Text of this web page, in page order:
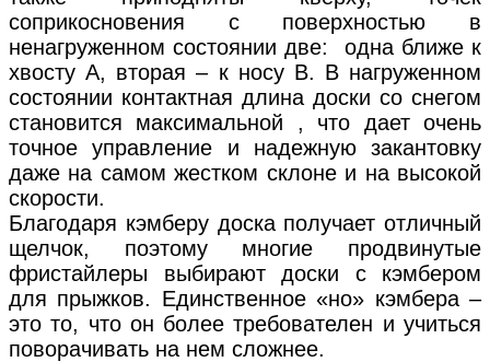
соприкосновения с поверхностью в
ненагруженном состоянии две: одна ближе к
хвосту А, вторая – к носу В. В нагруженном
состоянии контактная длина доски со снегом
становится максимальной , что дает очень
точное управление и надежную закантовку
даже на самом жестком склоне и на высокой
скорости.
Благодаря кэмберу доска получает отличный
щелчок, поэтому многие продвинутые
фристайлеры выбирают доски с кэмбером
для прыжков. Единственное «но» кэмбера –
это то, что он более требователен и учиться
поворачивать на нем сложнее.